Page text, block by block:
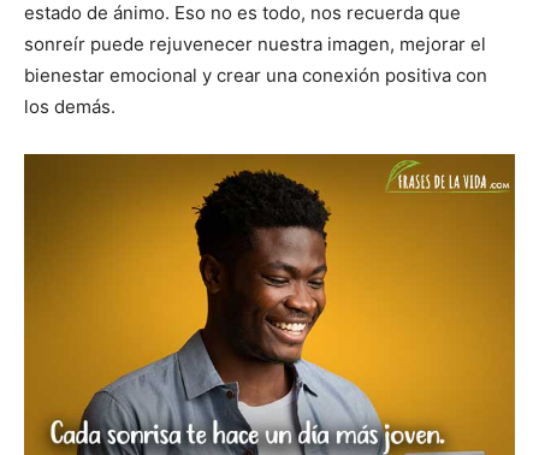
estado de ánimo. Eso no es todo, nos recuerda que
sonreír puede rejuvenecer nuestra imagen, mejorar el
bienestar emocional y crear una conexión positiva con
los demás.